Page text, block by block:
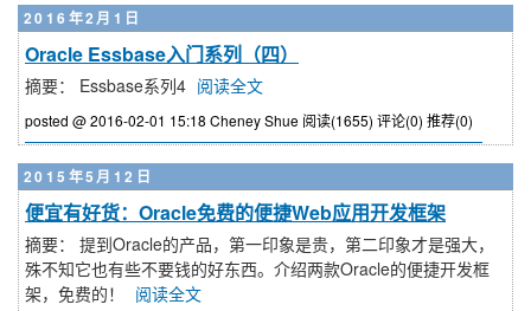
2016年2月1日
Oracle Essbase入门系列（四）
摘要： Essbase系列4 阅读全文
posted @ 2016-02-01 15:18 Cheney Shue 阅读(1655) 评论(0) 推荐(0)
2015年5月12日
便宜有好货：Oracle免费的便捷Web应用开发框架
摘要： 提到Oracle的产品，第一印象是贵，第二印象才是强大，
殊不知它也有些不要钱的好东西。介绍两款Oracle的便捷开发框
架，免费的！
阅读全文